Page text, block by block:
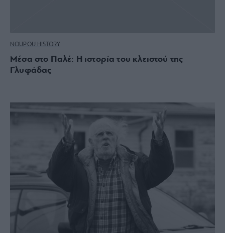
NOUPOU HISTORY
Μέσα στο Παλέ: Η ιστορία του κλειστού της
Γλυφάδας